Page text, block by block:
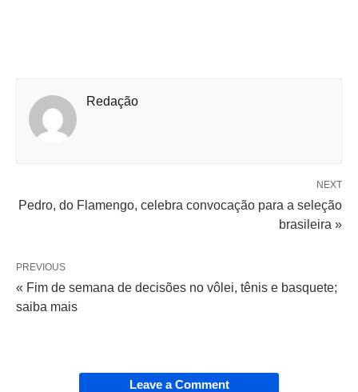
Redação
NEXT
Pedro, do Flamengo, celebra convocação para a seleção
brasileira »
PREVIOUS
« Fim de semana de decisões no vôlei, tênis e basquete;
saiba mais
Leave a Comment